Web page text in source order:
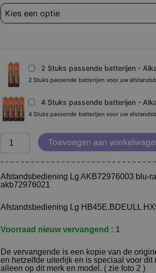
2 Stuks passende batterijen -
2 Stuks passende batterijen voor uw
4 Stuks passende batterijen -
4 Stuks passende batterijen voor uw
AKB72976003
blu-
Toevoegen aan
Afstandsbediening Lg AKB72976003 blu-
akb72976021
Afstandsbediening Lg HB45E.BDEULL
Voorraad nieuw vervangend : 1
De vervangende is een kopie van de
en hetzelfde uiterlijk en is speciaal voor dit
alleen op dit merk en model. ( zie foto 2 )